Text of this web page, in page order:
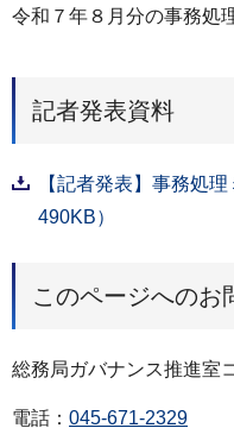
令和７年８月分の事務処
記者発表資料
【記者発表】事務処
490KB）
このページへのお
総務局ガバナンス推進室
電話： 045-671-2329